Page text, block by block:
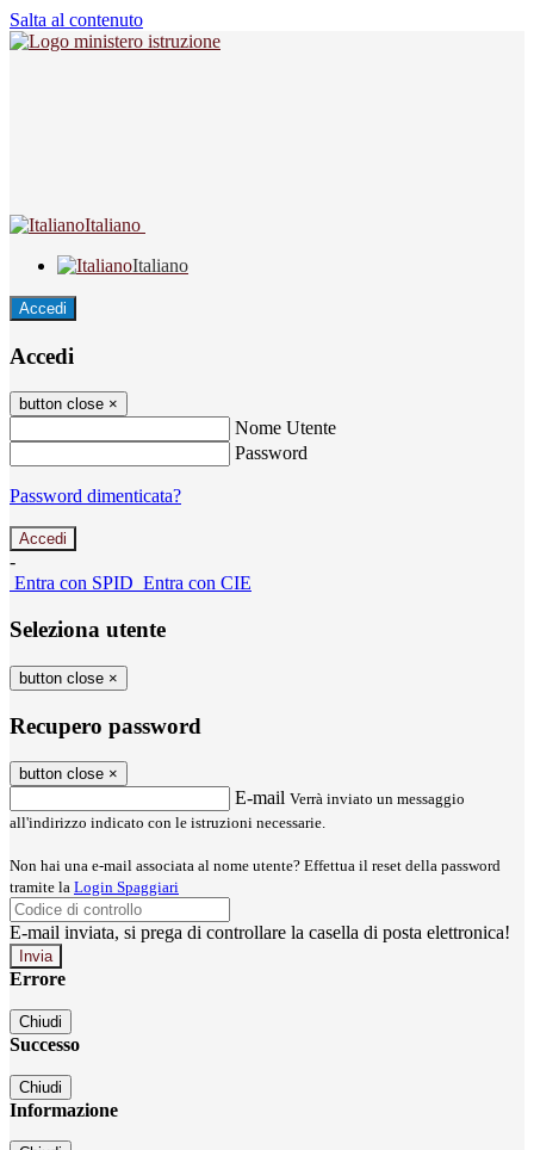
Salta al contenuto
Italiano
Italiano
Accedi
Accedi
button close ×
Nome Utente
Password
Password dimenticata?
-
Entra con SPID Entra con CIE
Seleziona utente
button close ×
Recupero password
button close ×
E-mail Verrà inviato un messaggio
all'indirizzo indicato con le istruzioni necessarie.
Non hai una e-mail associata al nome utente? Effettua il reset della password
tramite la Login Spaggiari
E-mail inviata, si prega di controllare la casella di posta elettronica!
Errore
Chiudi
Successo
Chiudi
Informazione